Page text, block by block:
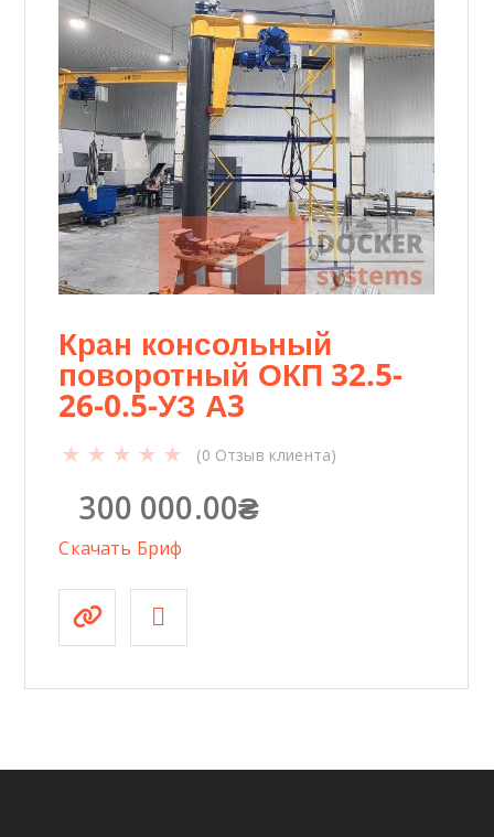
Кран консольный
поворотный ОКП 32.5-
26-0.5-УЗ А3
(0 Отзыв клиента)
300 000.00₴
Скачать Бриф